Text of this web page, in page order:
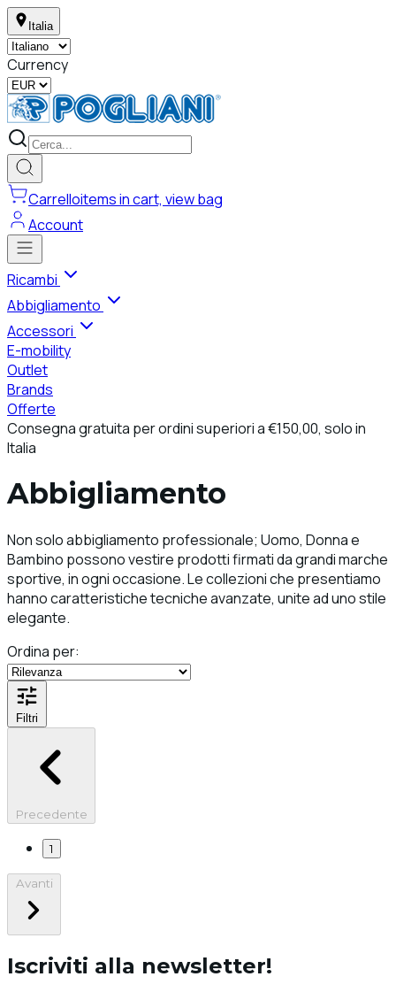
Italia
Currency
Carrelloitems in cart, view bag
Account
Ricambi
Abbigliamento
Accessori
E-mobility
Outlet
Brands
Offerte
Consegna gratuita per ordini superiori a €150,00, solo in
Italia
Abbigliamento
Non solo abbigliamento professionale; Uomo, Donna e
Bambino possono vestire prodotti firmati da grandi marche
sportive, in ogni occasione. Le collezioni che presentiamo
hanno caratteristiche tecniche avanzate, unite ad uno stile
elegante.
Ordina per:
Filtri
Precedente
1
Iscriviti alla newsletter!